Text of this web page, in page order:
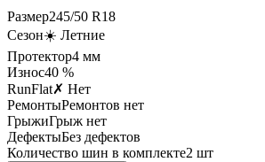
Размер245/50 R18
Сезон☀️ Летние
Протектор4 мм
Износ40 %
RunFlat✗ Нет
РемонтыРемонтов нет
ГрыжиГрыж нет
ДефектыБез дефектов
Количество шин в комплекте2 шт